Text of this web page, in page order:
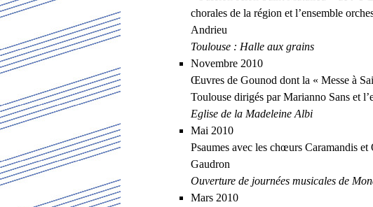
chorales de la région et l’ensemble
Andrieu
Toulouse : Halle aux grains
Novembre 2010
Œuvres de Gounod dont la « Messe à
Toulouse dirigés par Marianno Sans et
Eglise de la Madeleine Albi
Mai 2010
Psaumes avec les chœurs Caramandis
Gaudron
Ouverture de journées musicales de
Mars 2010